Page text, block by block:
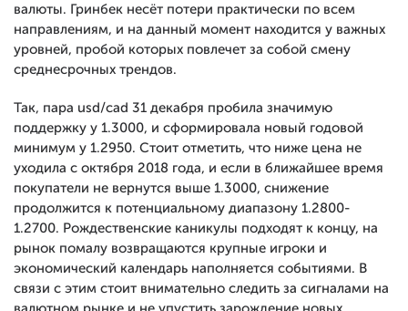
валюты. Гринбек несёт потери практически по всем
направлениям, и на данный момент находится у важных
уровней, пробой которых повлечет за собой смену
среднесрочных трендов.
Так, пара usd/cad 31 декабря пробила значимую
поддержку у 1.3000, и сформировала новый годовой
минимум у 1.2950. Стоит отметить, что ниже цена не
уходила с октября 2018 года, и если в ближайшее время
покупатели не вернутся выше 1.3000, снижение
продолжится к потенциальному диапазону 1.2800-
1.2700. Рождественские каникулы подходят к концу, на
рынок помалу возвращаются крупные игроки и
экономический календарь наполняется событиями. В
связи с этим стоит внимательно следить за сигналами на